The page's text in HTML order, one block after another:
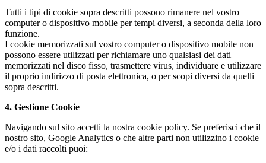
Tutti i tipi di cookie sopra descritti possono rimanere nel vostro
computer o dispositivo mobile per tempi diversi, a seconda della loro
funzione.
I cookie memorizzati sul vostro computer o dispositivo mobile non
possono essere utilizzati per richiamare uno qualsiasi dei dati
memorizzati nel disco fisso, trasmettere virus, individuare e utilizzare
il proprio indirizzo di posta elettronica, o per scopi diversi da quelli
sopra descritti.
4. Gestione Cookie
Navigando sul sito accetti la nostra cookie policy. Se preferisci che il
nostro sito, Google Analytics o che altre parti non utilizzino i cookie
e/o i dati raccolti puoi: